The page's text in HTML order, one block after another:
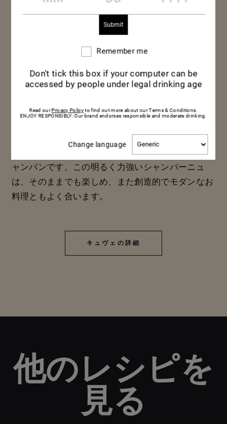
マム グラン
コルドン ロゼ
マム グラン コルドン ロゼは、味わうのに最高のシ
ャンパンです。この明るく力強いシャンパーニュ
は、そのままでも楽しめ、また創造的でモダンなお
料理ともよく合います。
キュヴェの詳細
キュヴェの詳細
他のレシピを
見る
Remember
Remember me
Don't tick this box if your computer can be
accessed by people under legal drinking age
Read ourPrivacy Policyto find out more about our Terms & Conditions.
ENJOY RESPONSIBLY: Our brand endorses responsible and moderate drinking.
Change languageChange
language